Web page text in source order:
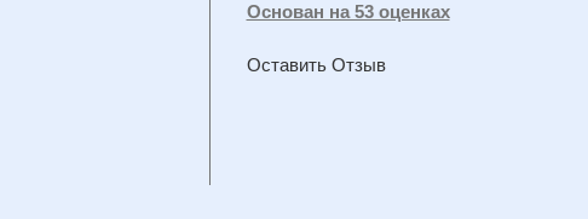
Основан на 53 оценках
Оставить Отзыв